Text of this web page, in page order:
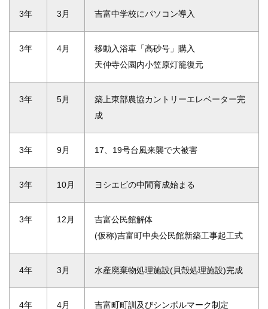
3年 3月 吉富中学校にパソコン導入
3年 4月
移動入浴車「高砂号」購入
天仲寺公園内小笠原灯籠復元
3年 5月
築上東部農協カントリーエレベーター完
成
3年 9月 17、19号台風来襲で大被害
3年 10月 ヨシエビの中間育成始まる
3年 12月
吉富公民館解体
(仮称)吉富町中央公民館新築工事起工式
4年 3月 水産廃棄物処理施設(貝殻処理施設)完成
4年 4月 吉富町町訓及びシンボルマーク制定